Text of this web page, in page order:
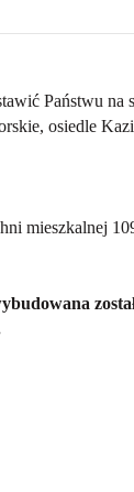
Państwu na
osiedle
mieszkalnej